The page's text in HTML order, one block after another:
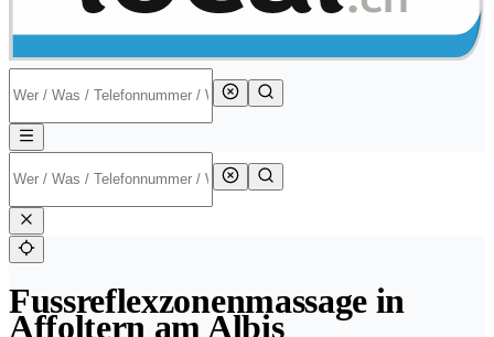
Fussreflexzonenmassage in
Affoltern am Albis